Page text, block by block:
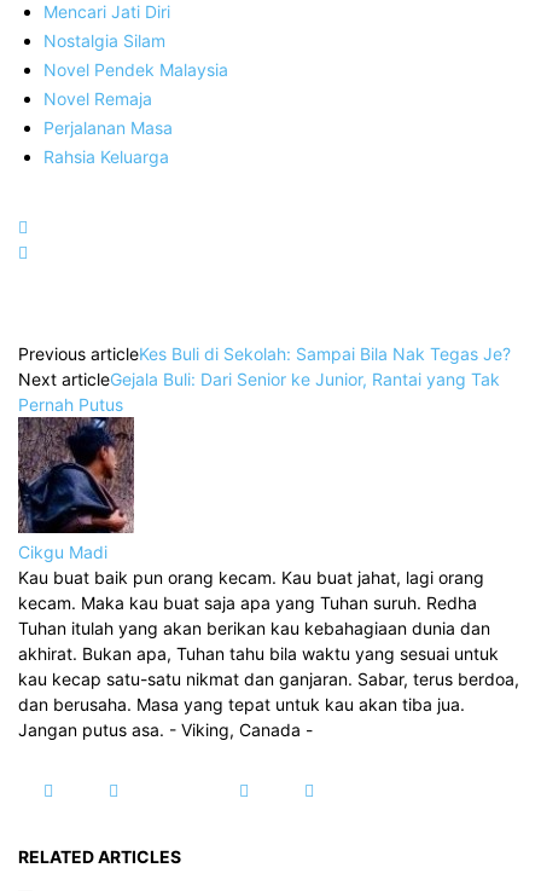
Mencari Jati Diri
Nostalgia Silam
Novel Pendek Malaysia
Novel Remaja
Perjalanan Masa
Rahsia Keluarga
Previous articleKes Buli di Sekolah: Sampai Bila Nak Tegas Je?
Next articleGejala Buli: Dari Senior ke Junior, Rantai yang Tak
Pernah Putus
Cikgu Madi
Kau buat baik pun orang kecam. Kau buat jahat, lagi orang
kecam. Maka kau buat saja apa yang Tuhan suruh. Redha
Tuhan itulah yang akan berikan kau kebahagiaan dunia dan
akhirat. Bukan apa, Tuhan tahu bila waktu yang sesuai untuk
kau kecap satu-satu nikmat dan ganjaran. Sabar, terus berdoa,
dan berusaha. Masa yang tepat untuk kau akan tiba jua.
Jangan putus asa. - Viking, Canada -
RELATED ARTICLES